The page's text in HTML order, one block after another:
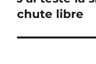
suivante :
chute libre